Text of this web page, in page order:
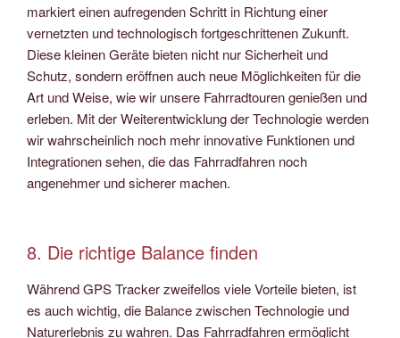
markiert einen aufregenden Schritt in Richtung einer
vernetzten und technologisch fortgeschrittenen Zukunft.
Diese kleinen Geräte bieten nicht nur Sicherheit und
Schutz, sondern eröffnen auch neue Möglichkeiten für die
Art und Weise, wie wir unsere Fahrradtouren genießen und
erleben. Mit der Weiterentwicklung der Technologie werden
wir wahrscheinlich noch mehr innovative Funktionen und
Integrationen sehen, die das Fahrradfahren noch
angenehmer und sicherer machen.
8. Die richtige Balance finden
Während GPS Tracker zweifellos viele Vorteile bieten, ist
es auch wichtig, die Balance zwischen Technologie und
Naturerlebnis zu wahren. Das Fahrradfahren ermöglicht